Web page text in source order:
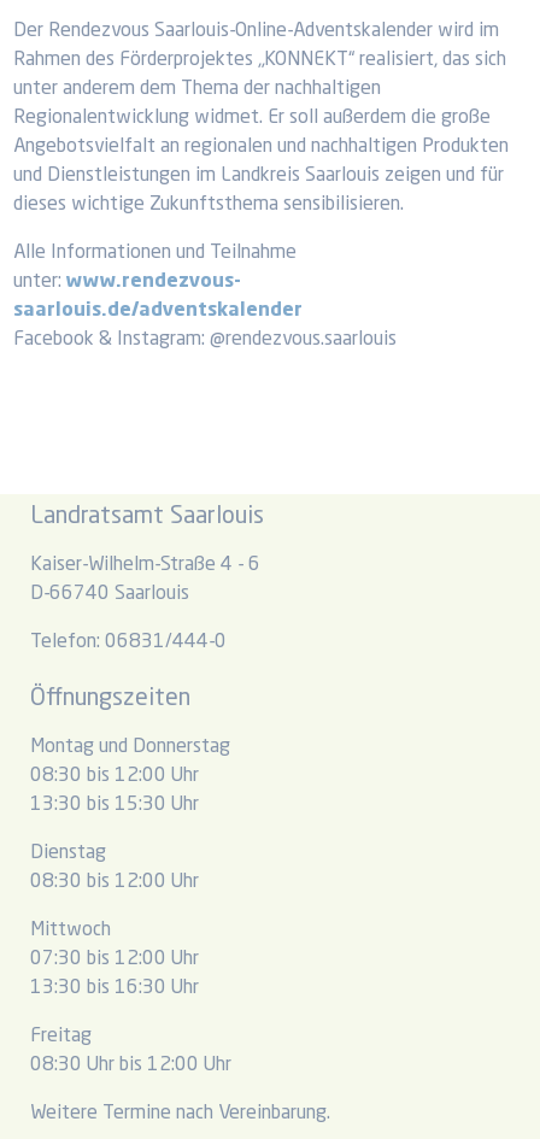
Der Rendezvous Saarlouis-Online-Adventskalender wird im
Rahmen des Förderprojektes „KONNEKT“ realisiert, das sich
unter anderem dem Thema der nachhaltigen
Regionalentwicklung widmet. Er soll außerdem die große
Angebotsvielfalt an regionalen und nachhaltigen Produkten
und Dienstleistungen im Landkreis Saarlouis zeigen und für
dieses wichtige Zukunftsthema sensibilisieren.
Alle Informationen und Teilnahme
unter:www.rendezvous-
saarlouis.de/adventskalender
Facebook & Instagram: @rendezvous.saarlouis
Landratsamt Saarlouis
Kaiser-Wilhelm-Straße 4 - 6
D-66740 Saarlouis
Telefon: 06831/444-0
Öffnungszeiten
Montag und Donnerstag
08:30 bis 12:00 Uhr
13:30 bis 15:30 Uhr
Dienstag
08:30 bis 12:00 Uhr
Mittwoch
07:30 bis 12:00 Uhr
13:30 bis 16:30 Uhr
Freitag
08:30 Uhr bis 12:00 Uhr
Weitere Termine nach Vereinbarung.